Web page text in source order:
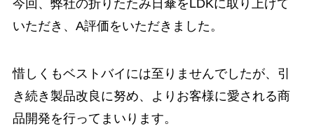
今回、弊社の折りたたみ日傘をLDKに取り上げて
いただき、A評価をいただきました。
惜しくもベストバイには至りませんでしたが、引
き続き製品改良に努め、よりお客様に愛される商
品開発を行ってまいります。